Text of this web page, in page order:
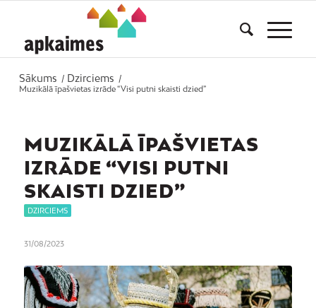
Sākums / Dzirciems
/
Muzikālā īpašvietas izrāde “Visi putni skaisti dzied”
MUZIKĀLĀ ĪPAŠVIETAS
IZRĀDE “VISI PUTNI
SKAISTI DZIED”
DZIRCIEMS
31/08/2023